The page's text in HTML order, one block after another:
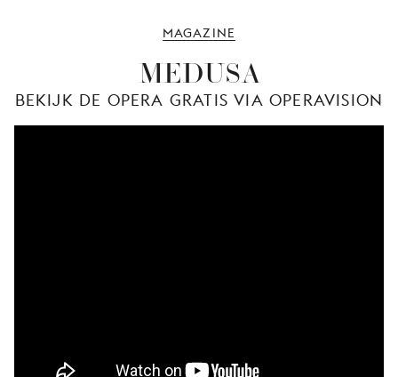
TICKETS &
MAGAZINE
MEDUSA
BEKIJK DE OPERA GRATIS VIA OPERAVISION